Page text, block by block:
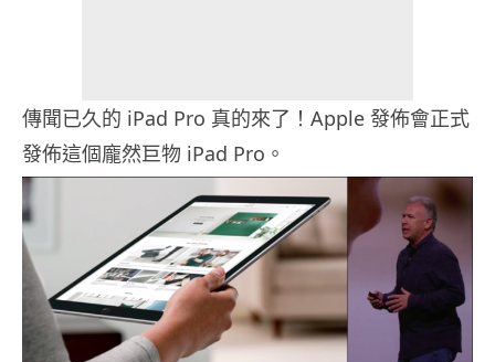
傳聞已久的 iPad Pro 真的來了！Apple 發佈會正式
發佈這個龐然巨物 iPad Pro。